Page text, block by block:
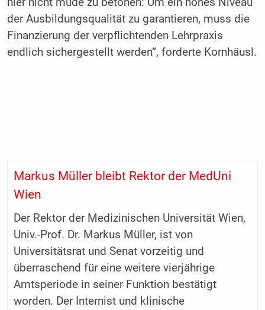
der Ausbildungsqualität zu garantieren, muss die
Finanzierung der verpflichtenden Lehrpraxis
endlich sichergestellt werden“, forderte Kornhäusl.
Markus Müller bleibt Rektor der MedUni
Wien
Der Rektor der Medizinischen Universität Wien,
Univ.-Prof. Dr. Markus Müller, ist von
Universitätsrat und Senat vorzeitig und
überraschend für eine weitere vierjährige
Amtsperiode in seiner Funktion bestätigt
worden. Der Internist und klinische